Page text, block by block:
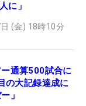
に」
(金) 18時10分
通算500試合に
の大記録達成に
」